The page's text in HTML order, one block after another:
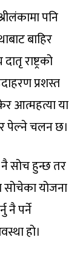
पनि
बाहिर
राष्ट्रको
प्रशस्त
आत्महत्या या
पेल्ने चलन छ।
सोच हुन्छ तर
सोचेका योजना
नै पर्ने
हो।